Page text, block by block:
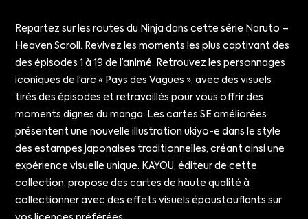
Repartez sur les routes du Ninja dans cette série Naruto –
Heaven Scroll. Revivez les moments les plus captivant des
des épisodes 1 à 19 de l’animé. Retrouvez les personnages
iconiques de l’arc « Pays des Vagues », avec des visuels
tirés des épisodes et retravaillés pour vous offrir des
moments dignes du manga. Les cartes SE améliorées
présentent une nouvelle illustration ukiyo-e dans le style
des estampes japonaises traditionnelles, créant ainsi une
expérience visuelle unique. KAYOU, éditeur de cette
collection, propose des cartes de haute qualité à
collectionner avec des effets visuels époustouflants sur